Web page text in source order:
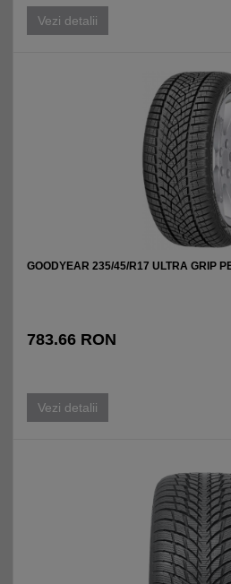
Vezi detalii
GOODYEAR 235/45/R17 ULTRA GRIP
783.66 RON
Vezi detalii